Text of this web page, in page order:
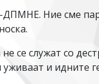
Ние сме
се служат со
уживаат и идните